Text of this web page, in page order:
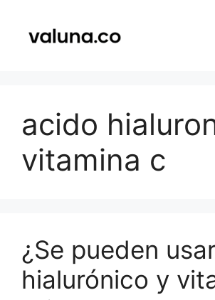
contenido
acido
vitamina c
¿Se pueden
hialurónico y